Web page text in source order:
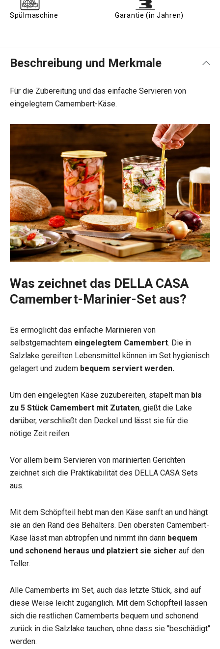
Spülmaschine Garantie (in Jahren)
Beschreibung und Merkmale
Für die Zubereitung und das einfache Servieren von
eingelegtem Camembert-Käse.
Was zeichnet das DELLA CASA
Camembert-Marinier-Set aus?
Es ermöglicht das einfache Marinieren von
selbstgemachtem eingelegtem Camembert. Die in
Salzlake gereiften Lebensmittel können im Set hygienisch
gelagert und zudem bequem serviert werden.
Um den eingelegten Käse zuzubereiten, stapelt man bis
zu 5 Stück Camembert mit Zutaten, gießt die Lake
darüber, verschließt den Deckel und lässt sie für die
nötige Zeit reifen.
Vor allem beim Servieren von marinierten Gerichten
zeichnet sich die Praktikabilität des DELLA CASA Sets
aus.
Mit dem Schöpfteil hebt man den Käse sanft an und hängt
sie an den Rand des Behälters. Den obersten Camembert-
Käse lässt man abtropfen und nimmt ihn dann bequem
und schonend heraus und platziert sie sicher auf den
Teller.
Alle Camemberts im Set, auch das letzte Stück, sind auf
diese Weise leicht zugänglich. Mit dem Schöpfteil lassen
sich die restlichen Camemberts bequem und schonend
zurück in die Salzlake tauchen, ohne dass sie "beschädigt"
werden.